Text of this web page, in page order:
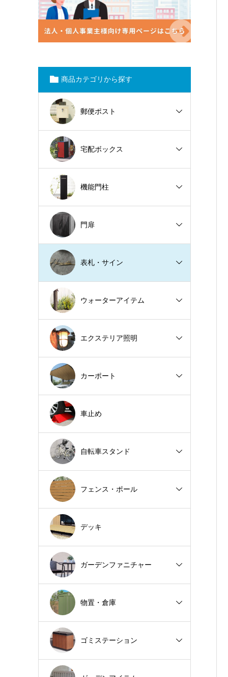
商品カテゴリから探す
郵便ポスト
宅配ボックス
機能門柱
門扉
表札・サイン
ウォーターアイテム
エクステリア照明
カーポート
車止め
自転車スタンド
フェンス・ポール
デッキ
ガーデンファニチャー
物置・倉庫
ゴミステーション